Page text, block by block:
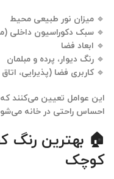
🔹 میزان نور طبیعی محیط
🔹 سبک دکوراسیون داخلی
🔹 ابعاد فضا
🔹 رنگ دیوار، پرده و مبلمان
🔹کاربری فضا (پذیرایی،
این عوامل تعیین می‌کنند
احساس راحتی در خانه
🏠 بهترین رنگ
کوچک